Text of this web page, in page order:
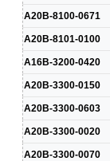
A20B-8100-0671
A20B-8101-0100
A16B-3200-0420
A20B-3300-0150
A20B-3300-0603
A20B-3300-0020
A20B-3300-0070